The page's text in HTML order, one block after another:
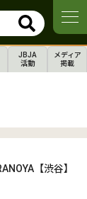
JBJA
活動
メディア
掲載
【渋谷】